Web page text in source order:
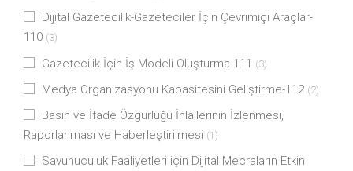
Dijital Gazetecilik-Gazeteciler İçin Çevrimiçi Araçlar-
110 (3)
Gazetecilik İçin İş Modeli Oluşturma-111 (3)
Medya Organizasyonu Kapasitesini Geliştirme-112 (2)
Basın ve İfade Özgürlüğü İhlallerinin İzlenmesi,
Raporlanması ve Haberleştirilmesi (1)
Savunuculuk Faaliyetleri için Dijital Mecraların Etkin